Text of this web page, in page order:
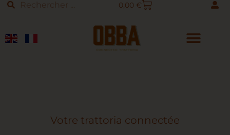
0,00 €
Votre trattoria connectée